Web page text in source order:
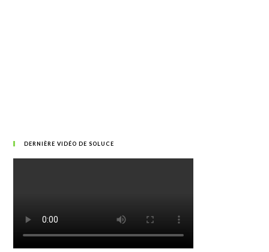
DERNIÈRE VIDÉO DE SOLUCE